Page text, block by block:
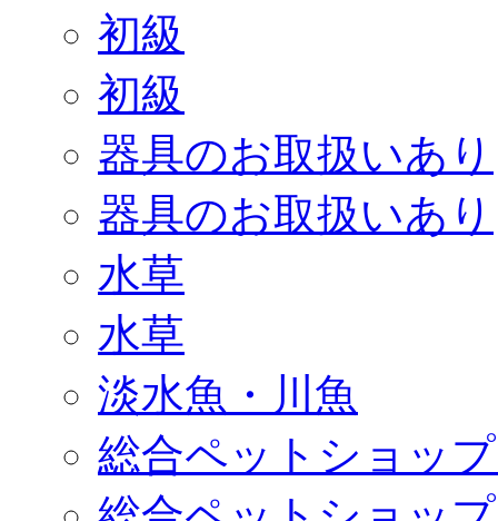
初級
初級
器具のお取扱いあり
器具のお取扱いあり
水草
水草
淡水魚・川魚
総合ペットショッ